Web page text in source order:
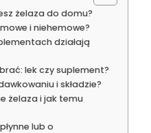
żelaza do domu?
i niehemowe?
działają
lek czy suplement?
i składzie?
żelaza i jak temu
lub o